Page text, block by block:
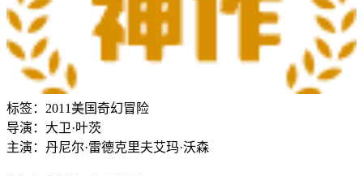
标签： 2011美国奇幻冒险
导演： 大卫·叶茨
主演： 丹尼尔·雷德克里夫艾玛·沃森